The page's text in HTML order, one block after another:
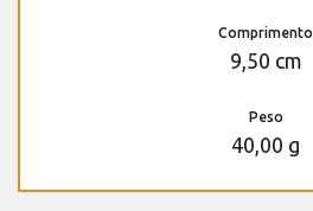
Comprimento
9,50 cm
Peso
40,00 g